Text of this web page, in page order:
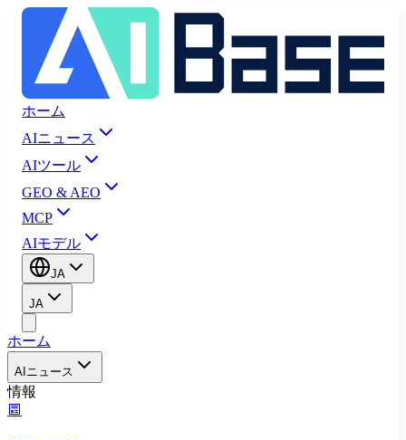
ホーム
AIニュース
AIツール
GEO & AEO
MCP
AIモデル
JA
JA
ホーム
AIニュース
情報